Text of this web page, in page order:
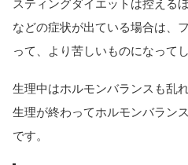
スティングダイエットは控える
などの症状が出ている場合は、
って、より苦しいものになって
生理中はホルモンバランスも乱
生理が終わってホルモンバラン
です。